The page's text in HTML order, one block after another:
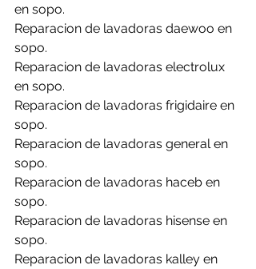
en sopo.
Reparacion de lavadoras daewoo en
sopo.
Reparacion de lavadoras electrolux
en sopo.
Reparacion de lavadoras frigidaire en
sopo.
Reparacion de lavadoras general en
sopo.
Reparacion de lavadoras haceb en
sopo.
Reparacion de lavadoras hisense en
sopo.
Reparacion de lavadoras kalley en